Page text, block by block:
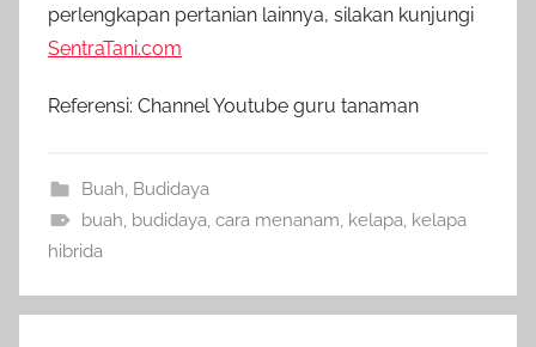
perlengkapan pertanian lainnya, silakan kunjungi
SentraTani.com
Referensi: Channel Youtube guru tanaman
Buah, Budidaya
buah, budidaya, cara menanam, kelapa, kelapa
hibrida